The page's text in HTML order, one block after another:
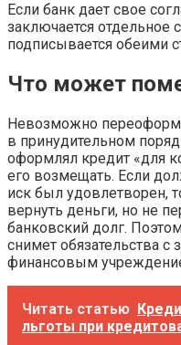
Если банк дает свое
заключается отдельное
подписывается обеими
Что может
Невозможно
в принудительном
оформлял кредит «для
его возмещать. Если
иск был удовлетворен,
вернуть деньги, но не
банковский долг.
снимет обязательства
финансовым
Читать статью
льготы при